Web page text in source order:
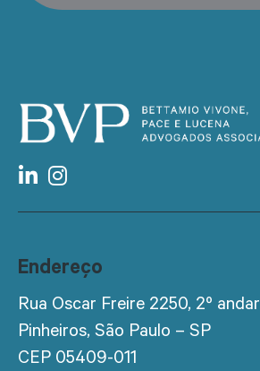
Endereço
Rua Oscar Freire 2250, 2º andar
Pinheiros, São Paulo – SP
CEP 05409-011